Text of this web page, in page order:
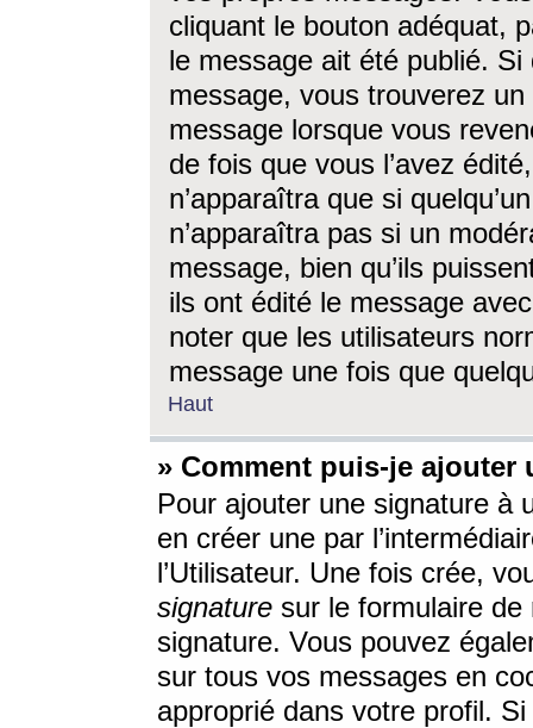
cliquant le bouton adéquat,
le message ait été publié. Si
message, vous trouverez
message lorsque vous
de fois que vous l’avez
n’apparaîtra que si
n’apparaîtra pas si un
message, bien qu’ils
ils ont édité le message
noter que les utilisateurs
message une fois que
Haut
» Comment puis-je ajouter
Pour ajouter une signature à
en créer une par
l’Utilisateur. Une fois crée,
signature sur le formulaire de
signature. Vous pouvez
sur tous vos messages en
approprié dans votre profil.